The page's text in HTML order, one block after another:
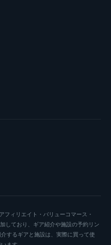
フィリエイト・バリューコマース・
しており、ギア紹介や施設の予約リン
するギアと施設は、実際に買って使